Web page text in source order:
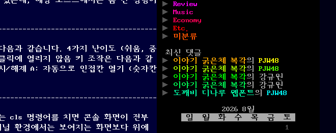
음과 같습니다. 4가지 난이도 (쉬움, 중
에 열리지 않음 키 조작은 다음과 같
해제 A: 자동으로 인접칸 열기 (숫자칸
cls 명령어를 치면 콘솔 화면이 전부
환경에서는 보여지는 화면보다 위에
Review
Music
Economy
Etc.
미분류
최신 댓글
이야기 굵은체 복각의 PJW48
이야기 굵은체 복각의 PJW48
이야기 굵은체 복각의
강규원
이야기 굵은체 복각의
강규원
도깨비 디나루 웹폰트의 PJW48
2026 8월
일
월 화 수 목 금
토
1